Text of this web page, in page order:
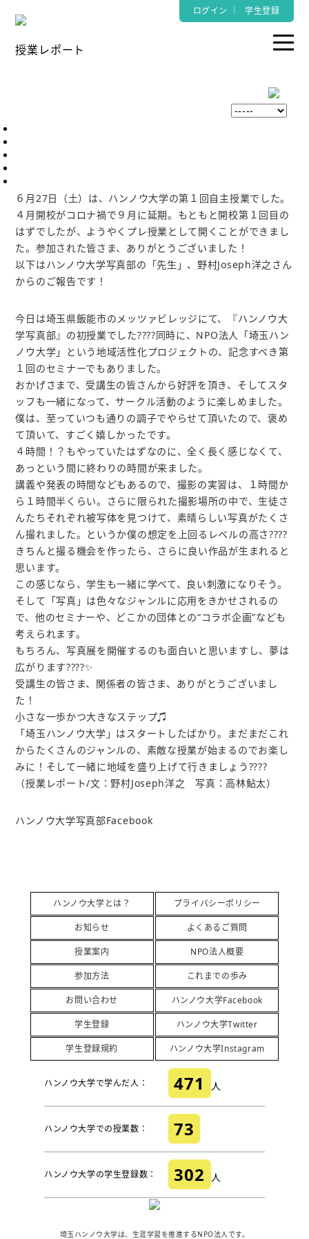
ログイン 学生登録
授業レポート
６月27日（土）は、ハンノウ大学の第１回自主授業でした。
４月開校がコロナ禍で９月に延期。もともと開校第１回目の
はずでしたが、ようやくプレ授業として開くことができまし
た。参加された皆さま、ありがとうございました！
以下はハンノウ大学写真部の「先生」、野村Joseph洋之さん
からのご報告です！
今日は埼玉県飯能市のメッツァビレッジにて、『ハンノウ大
学写真部』の初授業でした????同時に、NPO法人「埼玉ハン
ノウ大学」という地域活性化プロジェクトの、記念すべき第
１回のセミナーでもありました。
おかげさまで、受講生の皆さんから好評を頂き、そしてスタ
ッフも一緒になって、サークル活動のように楽しめました。
僕は、至っていつも通りの調子でやらせて頂いたので、褒め
て頂いて、すごく嬉しかったです。
４時間！？もやっていたはずなのに、全く長く感じなくて、
あっという間に終わりの時間が来ました。
講義や発表の時間などもあるので、撮影の実習は、１時間か
ら１時間半くらい。さらに限られた撮影場所の中で、生徒さ
んたちそれぞれ被写体を見つけて、素晴らしい写真がたくさ
ん撮れました。というか僕の想定を上回るレベルの高さ????
きちんと撮る機会を作ったら、さらに良い作品が生まれると
思います。
この感じなら、学生も一緒に学べて、良い刺激になりそう。
そして「写真」は色々なジャンルに応用をきかせされるの
で、他のセミナーや、どこかの団体との“コラボ企画”なども
考えられます。
もちろん、写真展を開催するのも面白いと思いますし、夢は
広がります????✨
受講生の皆さま、関係者の皆さま、ありがとうございまし
た！
小さな一歩かつ大きなステップ♫
「埼玉ハンノウ大学」はスタートしたばかり。まだまだこれ
からたくさんのジャンルの、素敵な授業が始まるのでお楽し
みに！そして一緒に地域を盛り上げて行きましょう????
（授業レポート/文：野村Joseph洋之 写真：高林鮎太）
ハンノウ大学写真部Facebook
ハンノウ大学とは？
お知らせ
授業案内
参加方法
お問い合わせ
学生登録
学生登録規約
プライバシーポリシー
よくあるご質問
NPO法人概要
これまでの歩み
ハンノウ大学Facebook
ハンノウ大学Twitter
ハンノウ大学Instagram
ハンノウ大学で学んだ人： 471 人
ハンノウ大学での授業数： 73
ハンノウ大学の学生登録数： 302 人
埼玉ハンノウ大学は、生涯学習を推進するNPO法人です。